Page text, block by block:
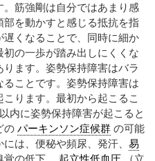
筋強剛は自分ではあまり感
を動かすと感じる抵抗を指
遅くなることで、同時に細か
の一歩が踏み出しにくくな
ます。姿勢保持障害はバラ
ことです。姿勢保持障害は
ります。最初から起こるこ
内に姿勢保持障害が起こると
の パーキンソン症候群 の可能
は、便秘や頻尿、発汗、 易